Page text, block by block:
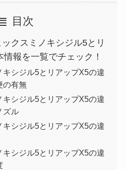
目次
クスミノキシジル5とリ
報を一覧でチェック！
キシジル5とリアップX5の違
有無
キシジル5とリアップX5の違
ズル
キシジル5とリアップX5の違
キシジル5とリアップX5の違